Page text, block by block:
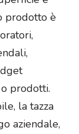
prodotto è
prodotti.
la tazza
aziendale,